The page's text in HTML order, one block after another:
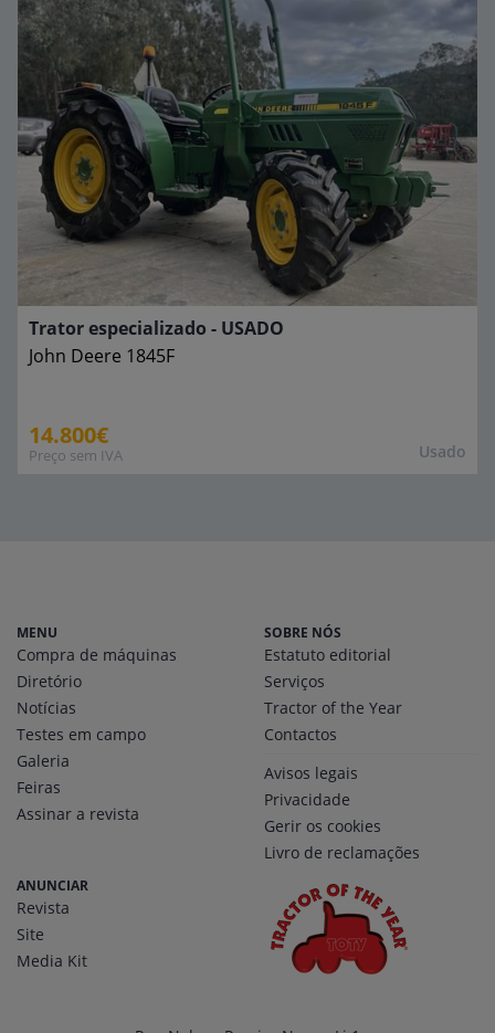
Usado
Trator especializado - USADO
John Deere 1845F
14.800€
Preço sem IVA
MENU
Compra de máquinas
Diretório
Notícias
Testes em campo
Galeria
Feiras
Assinar a revista
SOBRE NÓS
Estatuto editorial
Serviços
Tractor of the Year
Contactos
Avisos legais
Privacidade
Gerir os cookies
Livro de reclamações
ANUNCIAR
Revista
Site
Media Kit